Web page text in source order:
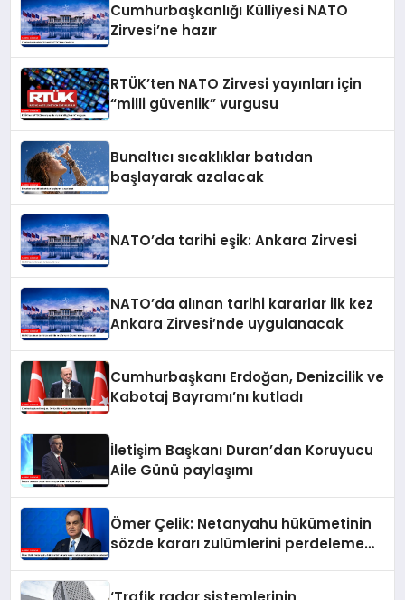
Cumhurbaşkanlığı Külliyesi NATO
Zirvesi’ne hazır
RTÜK’ten NATO Zirvesi yayınları için
“milli güvenlik” vurgusu
Bunaltıcı sıcaklıklar batıdan
başlayarak azalacak
NATO’da tarihi eşik: Ankara Zirvesi
NATO’da alınan tarihi kararlar ilk kez
Ankara Zirvesi’nde uygulanacak
Cumhurbaşkanı Erdoğan, Denizcilik ve
Kabotaj Bayramı’nı kutladı
İletişim Başkanı Duran’dan Koruyucu
Aile Günü paylaşımı
Ömer Çelik: Netanyahu hükümetinin
sözde kararı zulümlerini perdeleme